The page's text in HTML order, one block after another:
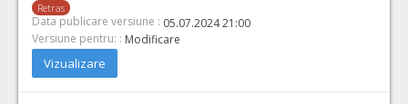
Retras
Data publicare versiune : 05.07.2024 21:00
Versiune pentru: : Modificare
Vizualizare